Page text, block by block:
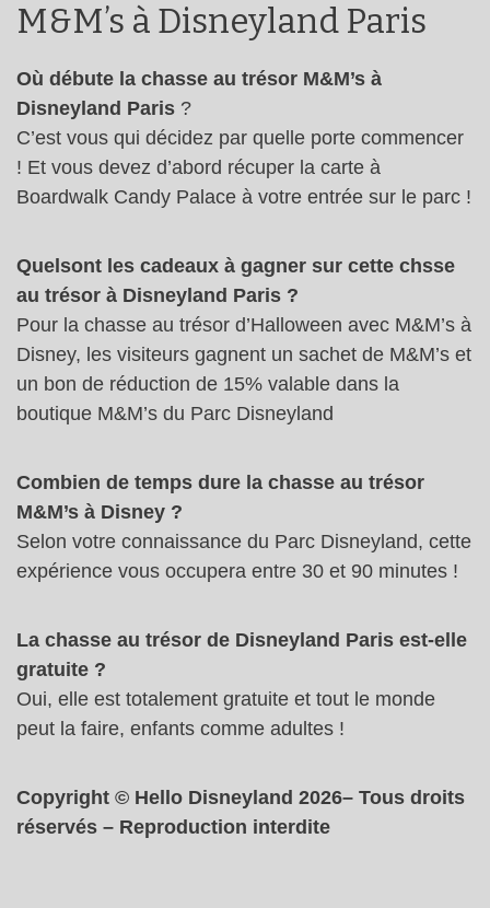
M&M’s à Disneyland Paris
Où débute la chasse au trésor M&M’s à
Disneyland Paris ?
C’est vous qui décidez par quelle porte commencer
! Et vous devez d’abord récuper la carte à
Boardwalk Candy Palace à votre entrée sur le parc !
Quelsont les cadeaux à gagner sur cette chsse
au trésor à Disneyland Paris ?
Pour la chasse au trésor d’Halloween avec M&M’s à
Disney, les visiteurs gagnent un sachet de M&M’s et
un bon de réduction de 15% valable dans la
boutique M&M’s du Parc Disneyland
Combien de temps dure la chasse au trésor
M&M’s à Disney ?
Selon votre connaissance du Parc Disneyland, cette
expérience vous occupera entre 30 et 90 minutes !
La chasse au trésor de Disneyland Paris est-elle
gratuite ?
Oui, elle est totalement gratuite et tout le monde
peut la faire, enfants comme adultes !
Copyright © Hello Disneyland 2026– Tous droits
réservés – Reproduction interdite